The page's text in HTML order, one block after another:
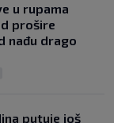
u rupama
prošire
nađu drago
putuje još